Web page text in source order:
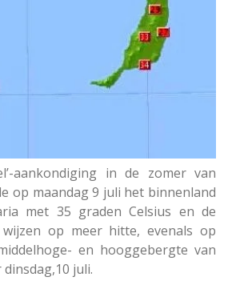
aankondiging in de zomer van
op maandag 9 juli het binnenland
met 35 graden Celsius en de
op meer hitte, evenals op
en hooggebergte van
juli.